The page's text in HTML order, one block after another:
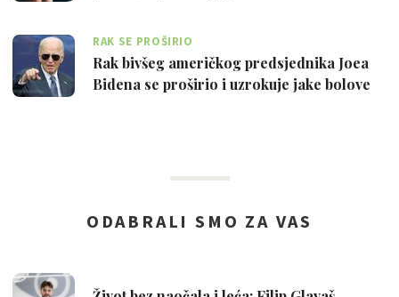
RAK SE PROŠIRIO
Rak bivšeg američkog predsjednika Joea
Bidena se proširio i uzrokuje jake bolove